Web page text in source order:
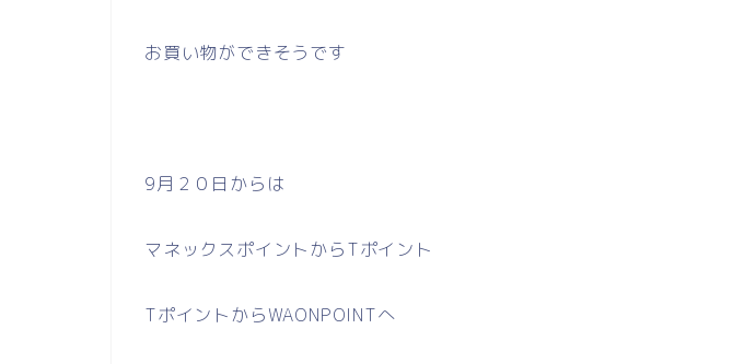
お買い物ができそうです
9月２０日からは
マネックスポイントからTポイント
TポイントからWAONPOINTへ